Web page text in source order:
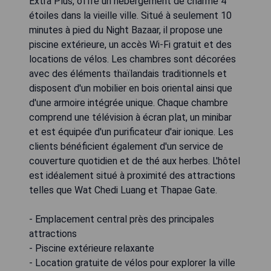
étoiles dans la vieille ville. Situé à seulement 10
minutes à pied du Night Bazaar, il propose une
piscine extérieure, un accès Wi-Fi gratuit et des
locations de vélos. Les chambres sont décorées
avec des éléments thaïlandais traditionnels et
disposent d'un mobilier en bois oriental ainsi que
d'une armoire intégrée unique. Chaque chambre
comprend une télévision à écran plat, un minibar
et est équipée d'un purificateur d'air ionique. Les
clients bénéficient également d'un service de
couverture quotidien et de thé aux herbes. L'hôtel
est idéalement situé à proximité des attractions
telles que Wat Chedi Luang et Thapae Gate.
- Emplacement central près des principales
attractions
- Piscine extérieure relaxante
- Location gratuite de vélos pour explorer la ville